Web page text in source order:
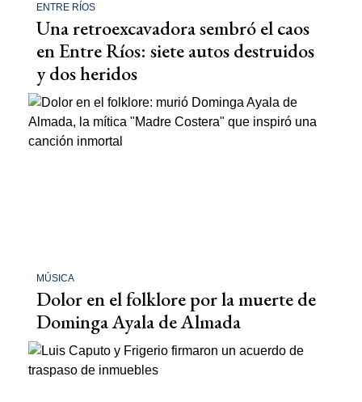
ENTRE RÍOS
Una retroexcavadora sembró el caos
en Entre Ríos: siete autos destruidos
y dos heridos
MÚSICA
Dolor en el folklore por la muerte de
Dominga Ayala de Almada